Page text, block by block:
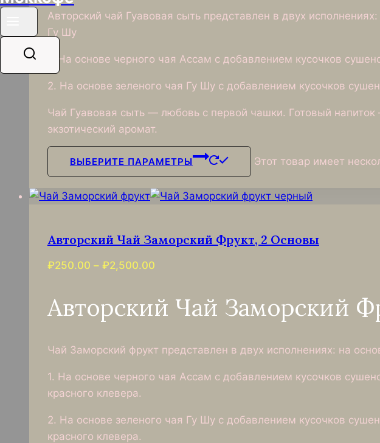
Авторский чай Гуавовая сыть представлен в двух
Гу Шу
1. На основе черного чая Ассам с добавлением кусочков
2. На основе зеленого чая Гу Шу с добавлением кусочков
Чай Гуавовая сыть — любовь с первой чашки. Готовый
экзотический аромат.
ВЫБЕРИТЕ ПАРАМЕТРЫ Этот товар имеет
Авторский Чай Заморский Фрукт, 2 Основы
₽250.00 – ₽2,500.00
Авторский Чай Заморский
Чай Заморский фрукт представлен в двух исполнениях: на
1. На основе черного чая Ассам с добавлением кусочков
красного клевера.
2. На основе зеленого чая Гу Шу с добавлением кусочков
красного клевера.